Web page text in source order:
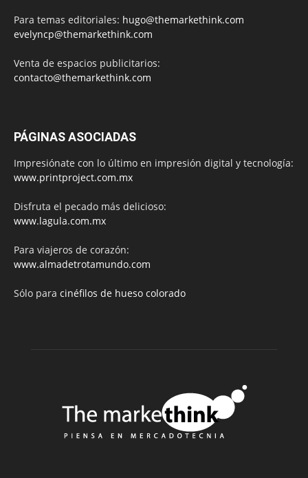
Para temas editoriales: hugo@themarkethink.com
evelyncp@themarkethink.com
Venta de espacios publicitarios:
contacto@themarkethink.com
PÁGINAS ASOCIADAS
Impresiónate con lo último en impresión digital y tecnología:
www.printproject.com.mx
Disfruta el pecado más delicioso:
www.lagula.com.mx
Para viajeros de corazón:
www.almadetrotamundo.com
Sólo para cinéfilos de hueso colorado